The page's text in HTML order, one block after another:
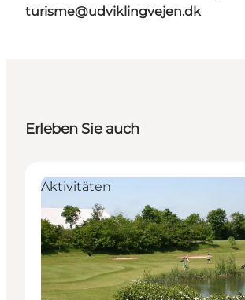
turisme@udviklingvejen.dk
Erleben Sie auch
Aktivitäten